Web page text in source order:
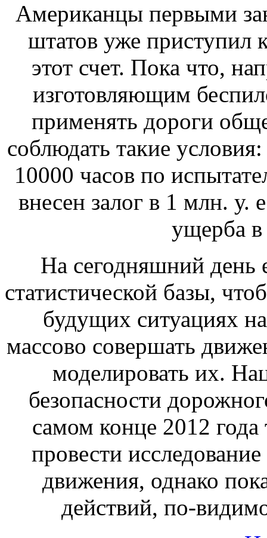
Американцы первыми
штатов уже приступил
этот счет. Пока что,
изготовляющим
применять дороги
соблюдать такие
10000 часов по
внесен залог в 1 млн. у.
ущерба в
На сегодняшний день
статистической базы,
будущих ситуациях
массово совершать
моделировать их.
безопасности
самом конце 2012 года
провести
движения, однако
действий, по-